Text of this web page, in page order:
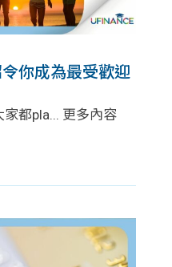
分享
學
學
貸款
搵工
Gui
de
ge
園
助
們
令你成為最受歡迎
都pla... 更多內容